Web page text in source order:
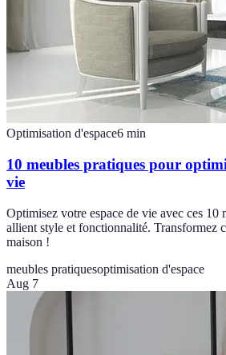
Optimisation d'espace6 min
10 meubles pratiques pour
vie
Optimisez votre espace de vie avec ces 10
allient style et fonctionnalité. Transformez
maison !
meubles pratiquesoptimisation d'espace
Aug 7